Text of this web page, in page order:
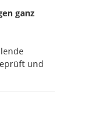
ganz
und